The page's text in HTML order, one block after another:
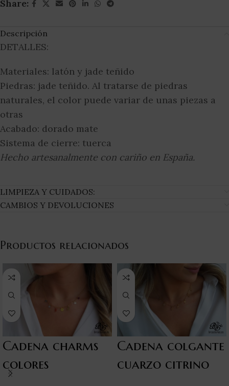
Share:
Descripción
DETALLES:
Materiales: latón y jade teñido
Piedras: jade teñido. Al tratarse de piedras
naturales, el color puede variar de unas piezas a
otras
Acabado: dorado mate
Sistema de cierre: tuerca
Hecho artesanalmente con cariño en España.
LIMPIEZA Y CUIDADOS:
CAMBIOS Y DEVOLUCIONES
Productos relacionados
Cadena charms
colores
Cadena colgante
cuarzo citrino